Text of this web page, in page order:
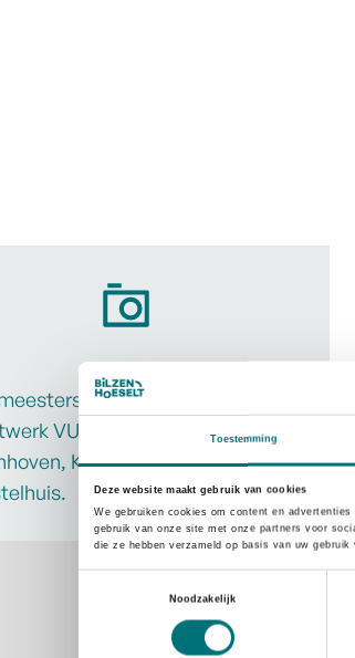
Toestemming
Deze website maakt gebruik van cookies
We gebruiken cookies om content en
gebruik van onze site met onze partners voor
die ze hebben verzameld op basis van uw gebruik
Noodzakelijk
Alden Biesen,
VUUR, Brug van
Kaaverzicht,